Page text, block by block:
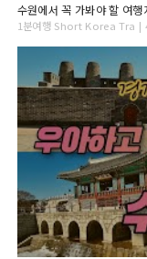
수원에서 꼭 가봐야 할 여
1분여행 Short Korea Tra |